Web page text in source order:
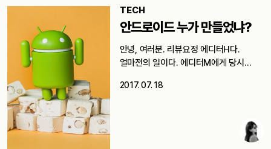
TECH
안드로이드 누가 만들었냐?
안녕, 여러분. 리뷰요정 에디터H다.
얼마전의 일이다. 에디터M에게 당시
2017. 07. 18